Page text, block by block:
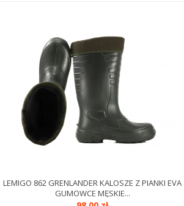
LEMIGO 862 GRENLANDER KALOSZE Z PIANKI EVA
GUMOWCE MĘSKIE...